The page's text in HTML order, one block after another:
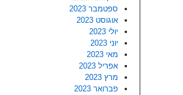
ספטמבר 2023
אוגוסט 2023
יולי 2023
יוני 2023
מאי 2023
אפריל 2023
מרץ 2023
פברואר 2023